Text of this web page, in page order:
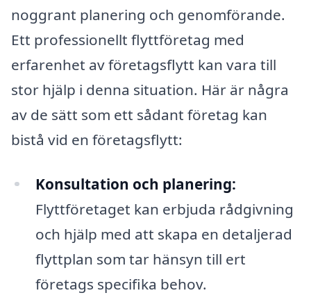
noggrant planering och genomförande.
Ett professionellt flyttföretag med
erfarenhet av företagsflytt kan vara till
stor hjälp i denna situation. Här är några
av de sätt som ett sådant företag kan
bistå vid en företagsflytt:
Konsultation och planering:
Flyttföretaget kan erbjuda rådgivning
och hjälp med att skapa en detaljerad
flyttplan som tar hänsyn till ert
företags specifika behov.